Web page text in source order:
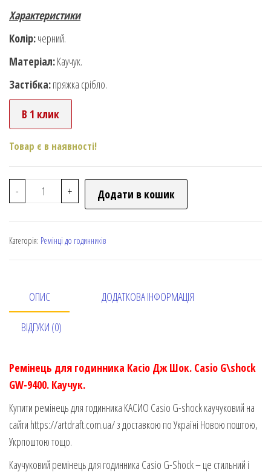
Характеристики
Колір:черний.
Матеріал:Каучук.
Застібка:пряжка срібло.
В 1 клик
Товар є в наявності!
- + Додати в кошик
Категорія: Ремінці до годинників
ОПИС ДОДАТКОВА ІНФОРМАЦІЯ
ВІДГУКИ (0)
Ремінець для годинника Касіо Дж Шок. Casio G\shock
GW-9400. Каучук.
Купити ремінець для годинника КАСИО Casio G-shock каучуковий на
сайти https://artdraft.com.ua/ з доставкою по Україні Новою поштою,
Укрпоштою тощо.
Каучуковий ремінець для годинника Casio G-Shock – це стильний і